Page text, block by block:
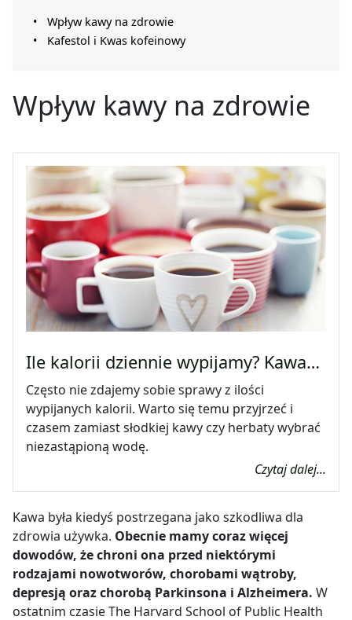
Wpływ kawy na zdrowie
Kafestol i Kwas kofeinowy
Wpływ kawy na zdrowie
Ile kalorii dziennie wypijamy? Kawa…
Często nie zdajemy sobie sprawy z ilości
wypijanych kalorii. Warto się temu przyjrzeć i
czasem zamiast słodkiej kawy czy herbaty wybrać
niezastąpioną wodę.
Czytaj dalej...
Kawa była kiedyś postrzegana jako szkodliwa dla
zdrowia używka. Obecnie mamy coraz więcej
dowodów, że chroni ona przed niektórymi
rodzajami nowotworów, chorobami wątroby,
depresją oraz chorobą Parkinsona i Alzheimera. W
ostatnim czasie The Harvard School of Public Health